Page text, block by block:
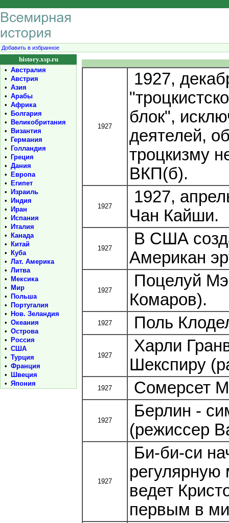
Добавить в избранное
history.xsp.ru
• Австралия
• Австрия
• Азия
• Арабы
• Африка
•
Болгария
•
Великобритания
•
Византия
•
Германия
•
Голландия
•
Греция
• Дания
•
Европа
•
Египет
•
Израиль
•
Индия
•
Иран
•
Испания
•
Италия
•
Канада
•
Китай
•
Куба
• Лат. Америка
• Литва
•
Мексика
•
Мир
•
Польша
•
Португалия
•
Нов. Зеландия
• Океания
• Острова
•
Россия
• США
• Турция
• Франция
•
Швеция
• Япония
1927
1927,
блок",
деятелей,
троцкизму
ВКП(б).
1927
1927,
Чан Кайши.
1927
В США
Американ
1927
Поцелуй
Комаров).
1927 Поль
1927
Харли
Шекспиру
1927 Сомерсет
1927
Берлин -
(режиссер
1927
Би-би-си
регулярную
ведет
первым в